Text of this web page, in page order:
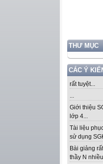
THƯ MỤC
CÁC Ý
rất tuyệt...
...
Giới thiệu
lớp 4...
Tài liệu
sử dụng
Bài giảng
thầy N